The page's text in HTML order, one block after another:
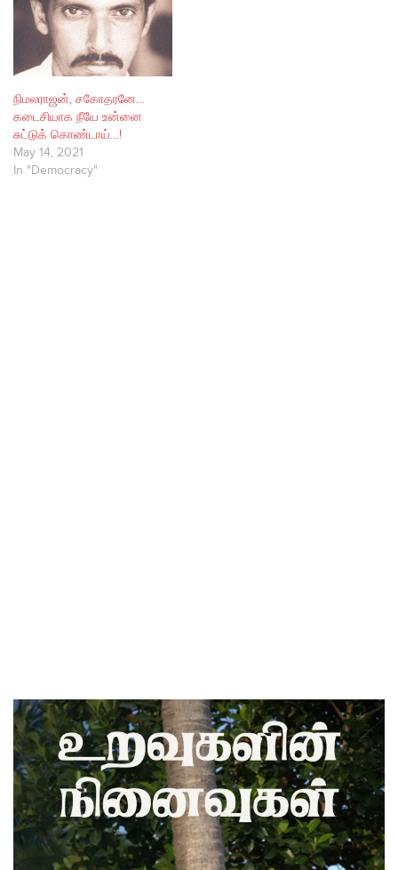
நிமலராஜன், சகோத​ரனே…
கடைசியாக நீயே உன்னை
சுட்டுக் கொண்டாய்…!
May 14, 2021
In "Democracy"